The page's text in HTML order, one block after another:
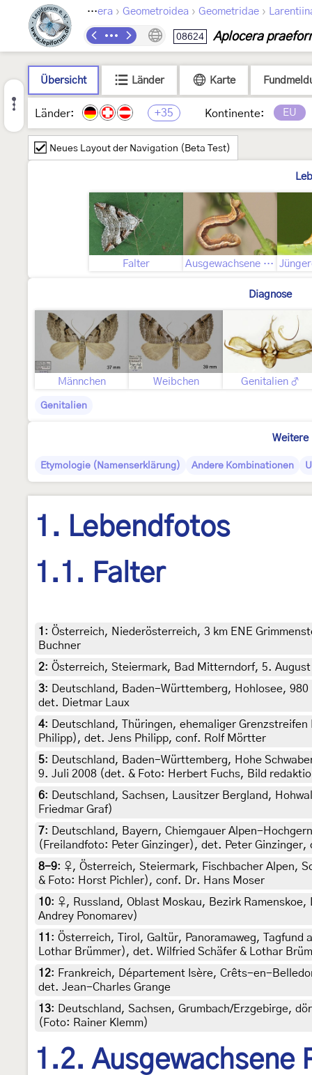
Lepidoptera › Geometroidea › Geometridae ›
08624 Aplocera
Übersicht Länder Karte
Länder: +35 Kontinente: EU
Neues Layout der Navigation (Beta Test)
Falter Ausgewachsene Raupe
Diagnose
Männchen Weibchen Genitalien ♂
Genitalien
Weitere
Etymologie (Namenserklärung) Andere Kombinationen
1. Lebendfotos
1.1. Falter
1 : Österreich, Niederösterreich, 3 km ENE
Buchner
2: Österreich, Steiermark, Bad Mitterndorf, 5.
3:
Deutschland, Baden-Württemberg, Hohlosee,
det. Dietmar Laux
4:
Deutschland, Thüringen, ehemaliger
Philipp), det. Jens Philipp, conf. Rolf Mörtter
5:
Deutschland, Baden-Württemberg, Hohe
9. Juli 2008 (det. & Foto: Herbert Fuchs, Bild
6:
Deutschland, Sachsen, Lausitzer Bergland,
Friedmar Graf)
7:
Deutschland, Bayern, Chiemgauer Alpen-
(Freilandfoto: Peter Ginzinger), det. Peter Ginzinger,
8-9: ♀, Österreich, Steiermark, Fischbacher Alpen,
& Foto: Horst Pichler), conf. Dr. Hans Moser
10: ♀, Russland, Oblast Moskau, Bezirk
Andrey Ponomarev)
11 : Österreich, Tirol, Galtür, Panoramaweg,
Lothar Brümmer), det. Wilfried Schäfer & Lothar
12: Frankreich, Département Isère, Crêts-en-
det. Jean-Charles Grange
13:
Deutschland, Sachsen, Grumbach/Erzgebirge,
(Foto: Rainer Klemm)
1.2. Ausgewachsene